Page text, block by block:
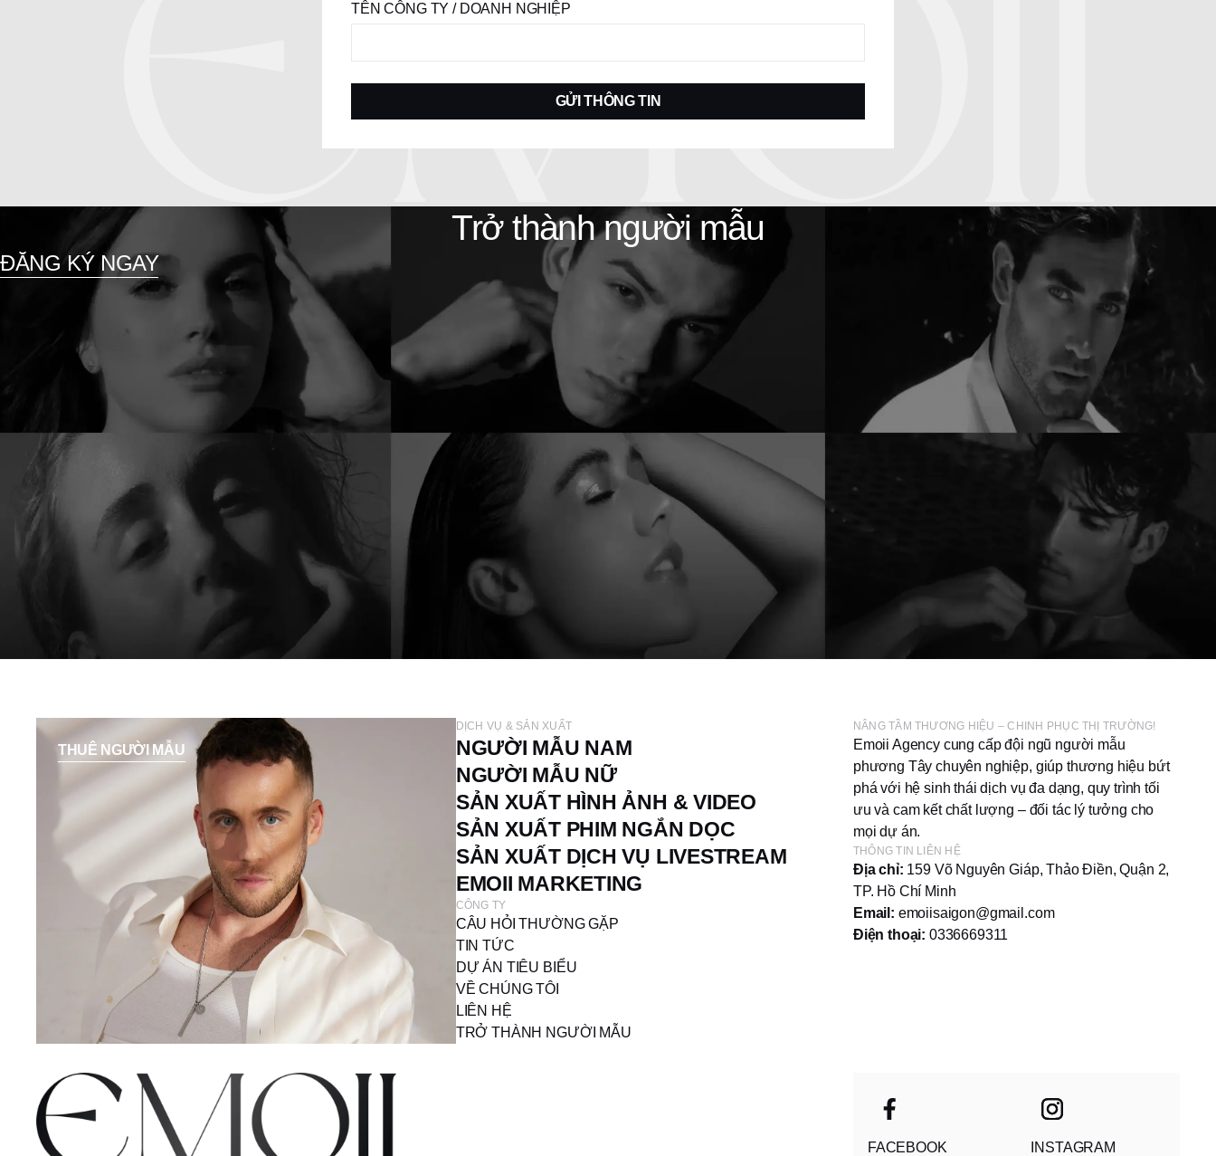
TÊN CÔNG TY / DOANH NGHIỆP
GỬI THÔNG TIN
Trở thành người mẫu
ĐĂNG KÝ NGAY
THUÊ NGƯỜI MẪU
DỊCH VỤ & SẢN XUẤT
NGƯỜI MẪU NAM
NGƯỜI MẪU NỮ
SẢN XUẤT HÌNH ẢNH & VIDEO
SẢN XUẤT PHIM NGẮN DỌC
SẢN XUẤT DỊCH VỤ LIVESTREAM
EMOII MARKETING
CÔNG TY
CÂU HỎI THƯỜNG GẶP
TIN TỨC
DỰ ÁN TIÊU BIỂU
VỀ CHÚNG TÔI
LIÊN HỆ
TRỞ THÀNH NGƯỜI MẪU
NÂNG TẦM THƯƠNG HIỆU – CHINH PHỤC THỊ TRƯỜNG!
Emoii Agency cung cấp đội ngũ người mẫu
phương Tây chuyên nghiệp, giúp thương hiệu bứt
phá với hệ sinh thái dịch vụ đa dạng, quy trình tối
ưu và cam kết chất lượng – đối tác lý tưởng cho
mọi dự án.
THÔNG TIN LIÊN HỆ
Địa chỉ: 159 Võ Nguyên Giáp, Thảo Điền, Quận 2,
TP. Hồ Chí Minh
Email: emoiisaigon@gmail.com
Điện thoại: 0336669311
FACEBOOK INSTAGRAM